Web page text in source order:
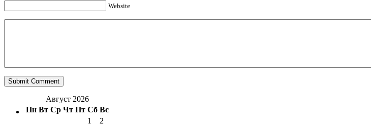
Website
Август 2026
Пн Вт Ср Чт Пт Сб Вс
1
2